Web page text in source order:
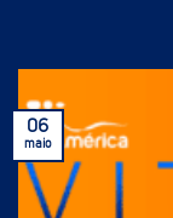
06
maio